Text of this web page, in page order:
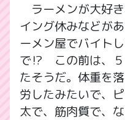
ラーメンが大好
イング休みなどが
ーメン屋でバイト
で⁉ この前は、５
たそうだ。体重を
労したみたいで、
太で、筋肉質で、